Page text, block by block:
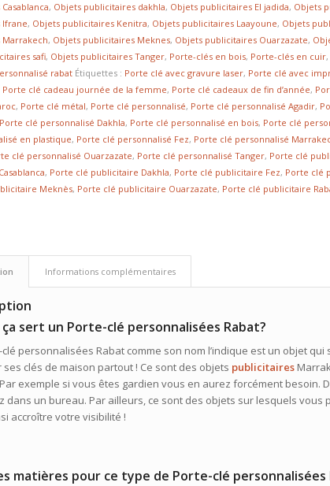
, Objets publicitaires dakhla, Objets publicitaires El jadida, Objets
Ifrane, Objets publicitaires Kenitra, Objets publicitaires Laayoune, Objets
, Objets publicitaires Meknes, Objets publicitaires Ouarzazate,
safi, Objets publicitaires Tanger, Porte-clés en bois, Porte-clés en cuir,
rabat Étiquettes : Porte clé avec gravure laser, Porte clé avec
Porte clé cadeau journée de la femme, Porte clé cadeaux de fin d’année,
, Porte clé métal, Porte clé personnalisé, Porte clé personnalisé Agadir,
Porte clé personnalisé Dakhla, Porte clé personnalisé en bois, Porte clé
en plastique, Porte clé personnalisé Fez, Porte clé personnalisé
clé personnalisé Ouarzazate, Porte clé personnalisé Tanger, Porte clé
, Porte clé publicitaire Dakhla, Porte clé publicitaire Fez, Porte clé
Meknès, Porte clé publicitaire Ouarzazate, Porte clé publicitaire
Informations complémentaires
sert un Porte-clé personnalisées Rabat?
clé personnalisées Rabat comme son nom l’indique est un objet
ses clés de maison partout ! Ce sont des objets publicitaires
exemple si vous êtes gardien vous en aurez forcément besoin.
dans un bureau. Par ailleurs, ce sont des objets sur lesquels vous
accroître votre visibilité !
matières pour ce type de Porte-clé personnalisées